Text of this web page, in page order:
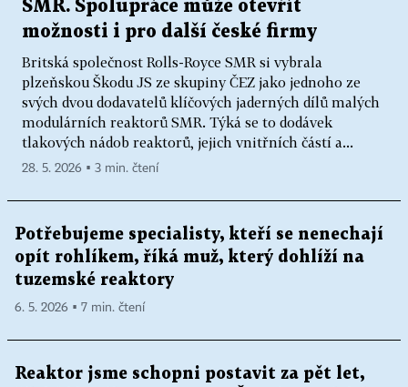
SMR. Spolupráce může otevřít
možnosti i pro další české firmy
Britská společnost Rolls-Royce SMR si vybrala
plzeňskou Škodu JS ze skupiny ČEZ jako jednoho ze
svých dvou dodavatelů klíčových jaderných dílů malých
modulárních reaktorů SMR. Týká se to dodávek
tlakových nádob reaktorů, jejich vnitřních částí a...
28. 5. 2026 ▪ 3 min. čtení
Potřebujeme specialisty, kteří se nenechají
opít rohlíkem, říká muž, který dohlíží na
tuzemské reaktory
6. 5. 2026 ▪ 7 min. čtení
Reaktor jsme schopni postavit za pět let,